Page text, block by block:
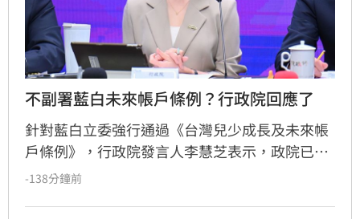
不副署藍白未來帳戶條例？行政院回應了
針對藍白立委強行通過《台灣兒少成長及未來帳
戶條例》，行政院發言人李慧芝表示，政院已收
到三讀函文，強調編列預算為行政院憲政職權，
-138分鐘前